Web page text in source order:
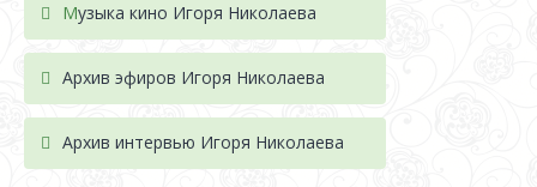
Музыка кино Игоря Николаева
Архив эфиров Игоря Николаева
Архив интервью Игоря Николаева